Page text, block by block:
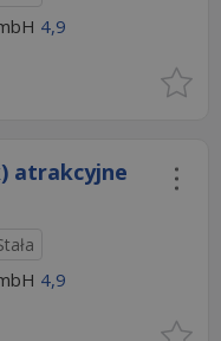
4,9
atrakcyjne
4,9